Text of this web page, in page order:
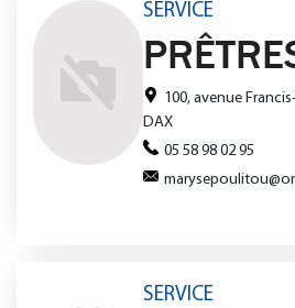
SERVICE
100, avenue
DAX
05 58 98 02 95
SERVICE